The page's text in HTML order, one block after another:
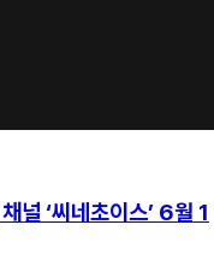
널 ‘씨네초이스’ 6월 1